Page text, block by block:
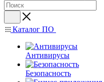
Каталог ПО
Антивирусы
Безопасность